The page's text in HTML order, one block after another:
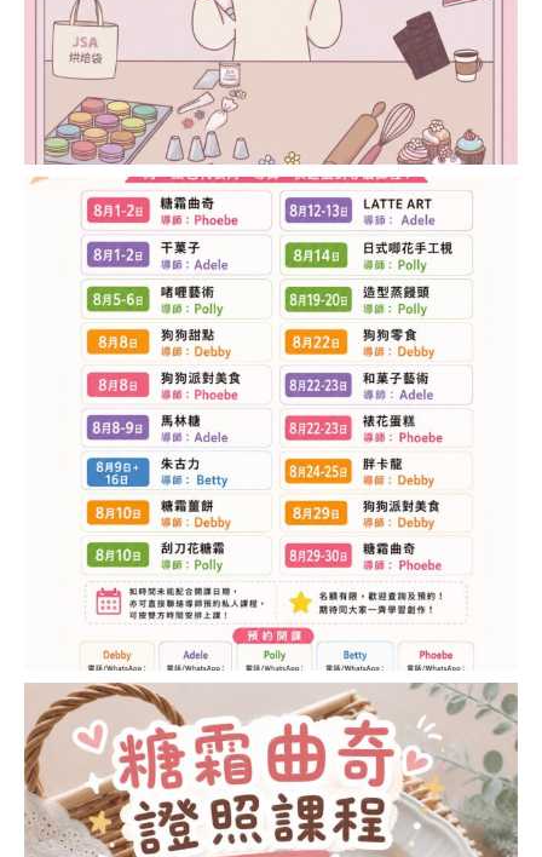
CANDLES
INSTRUCTOR
COURSE)
LATTE ART
JSA LATTE ART 講師
證書課程 (LATTE ART
INSTRUCTOR
COURSE)
CERTIFICATED
CLASSROOM
課
規
約
JSA
JAPAN